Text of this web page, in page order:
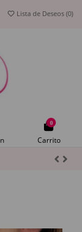
Lista de Deseos (0)
0
Carrito